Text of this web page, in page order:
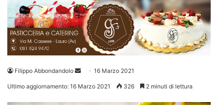
Filippo Abbondandolo
Invia 16 Marzo 2021
Ultimo aggiornamento: 16 Marzo 2021 326 2 minuti di lettura